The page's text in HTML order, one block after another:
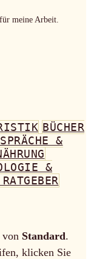
meine Arbeit.
BÜCHER
&
&
von Standard.
klicken Sie